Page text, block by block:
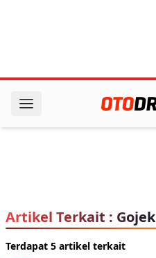
Artikel Terkait : Gojek
Terdapat 5 artikel terkait